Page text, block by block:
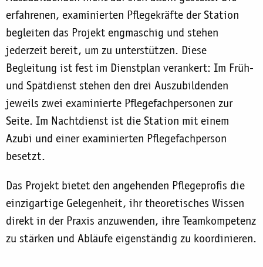
erfahrenen, examinierten Pflegekräfte der Station
begleiten das Projekt engmaschig und stehen
jederzeit bereit, um zu unterstützen. Diese
Begleitung ist fest im Dienstplan verankert: Im Früh-
und Spätdienst stehen den drei Auszubildenden
jeweils zwei examinierte Pflegefachpersonen zur
Seite. Im Nachtdienst ist die Station mit einem
Azubi und einer examinierten Pflegefachperson
besetzt.
Das Projekt bietet den angehenden Pflegeprofis die
einzigartige Gelegenheit, ihr theoretisches Wissen
direkt in der Praxis anzuwenden, ihre Teamkompetenz
zu stärken und Abläufe eigenständig zu koordinieren.